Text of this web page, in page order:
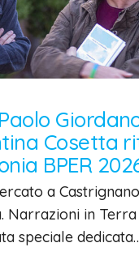
Cosetta
BPER
a
Narrazioni in Terra
speciale